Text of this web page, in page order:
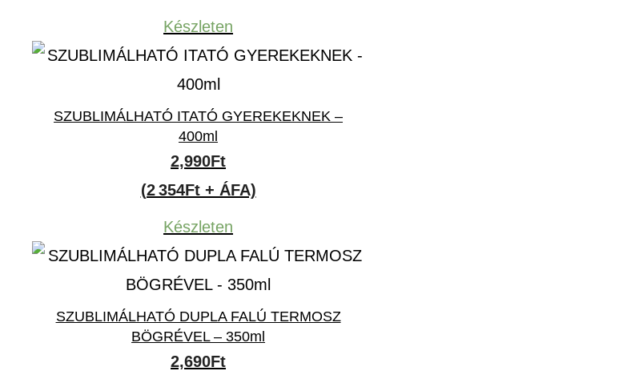
Készleten
SZUBLIMÁLHATÓ ITATÓ GYEREKEKNEK –
400ml
2,990Ft
(2 354Ft + ÁFA)
Készleten
SZUBLIMÁLHATÓ DUPLA FALÚ TERMOSZ
BÖGRÉVEL – 350ml
2,690Ft